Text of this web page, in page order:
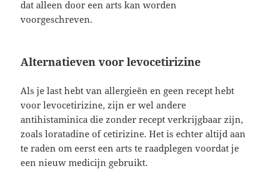
dat alleen door een arts kan worden
voorgeschreven.
Alternatieven voor levocetirizine
Als je last hebt van allergieën en geen recept hebt
voor levocetirizine, zijn er wel andere
antihistaminica die zonder recept verkrijgbaar zijn,
zoals loratadine of cetirizine. Het is echter altijd aan
te raden om eerst een arts te raadplegen voordat je
een nieuw medicijn gebruikt.